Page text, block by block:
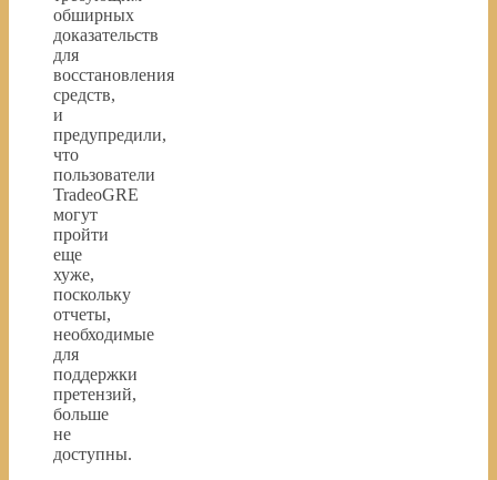
обширных
доказательств
для
восстановления
средств,
и
предупредили,
что
пользователи
TradeoGRE
могут
пройти
еще
хуже,
поскольку
отчеты,
необходимые
для
поддержки
претензий,
больше
не
доступны.